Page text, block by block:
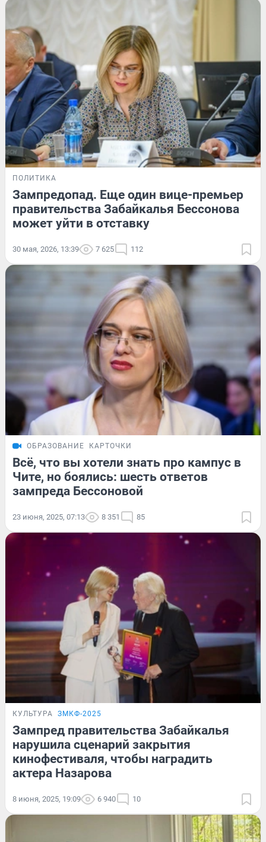
ПОЛИТИКА
Зампредопад. Еще один вице-премьер
правительства Забайкалья Бессонова
может уйти в отставку
30 мая, 2026, 13:39 7 625 112
ОБРАЗОВАНИЕ КАРТОЧКИ
Всё, что вы хотели знать про кампус в
Чите, но боялись: шесть ответов
зампреда Бессоновой
23 июня, 2025, 07:13 8 351 85
КУЛЬТУРА ЗМКФ-2025
Зампред правительства Забайкалья
нарушила сценарий закрытия
кинофестиваля, чтобы наградить
актера Назарова
8 июня, 2025, 19:09 6 940 10